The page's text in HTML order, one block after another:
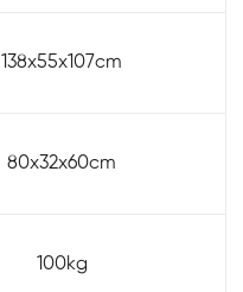
138x55x107cm
80x32x60cm
100kg